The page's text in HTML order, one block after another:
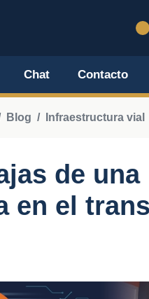
Chat Contacto
Blog Infraestructura vial
de
en el